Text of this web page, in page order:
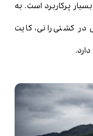
پرکاربرد است. به
در کشتی رانی، کایت